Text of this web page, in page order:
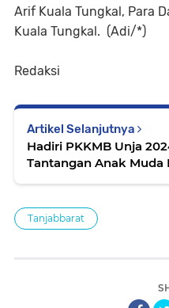
Arif Kuala Tungkal, Para
Kuala Tungkal. (Adi/*)
Redaksi
Artikel Selanjutnya
Hadiri PKKMB Unja
Tantangan Anak Muda
Tanjabbarat